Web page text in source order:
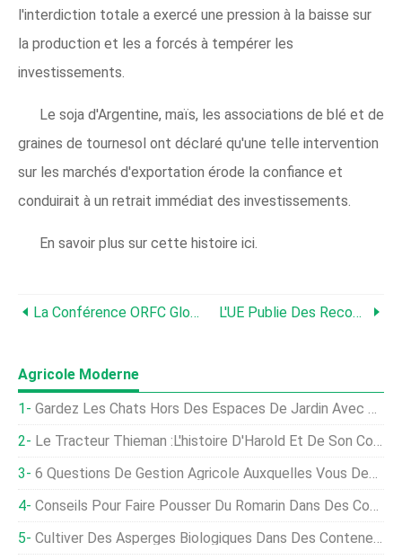
l'interdiction totale a exercé une pression à la baisse sur
la production et les a forcés à tempérer les
investissements.
Le soja d'Argentine, maïs, les associations de blé et de
graines de tournesol ont déclaré qu'une telle intervention
sur les marchés d'exportation érode la confiance et
conduirait à un retrait immédiat des investissements.
En savoir plus sur cette histoire ici.
La Conférence ORFC Global 2021 En Compte Plus De 5, 000 Délégués Du Monde Entier L'UE Publie Des Recommandations Sur La PAC Pour Chaque État Membre
Agricole Moderne
Gardez Les Chats Hors Des Espaces De Jardin Avec Ces Conseils
Le Tracteur Thieman :L'histoire D'Harold Et De Son Corbillard
6 Questions De Gestion Agricole Auxquelles Vous Devriez Répondre Aujourd'hui
Conseils Pour Faire Pousser Du Romarin Dans Des Conteneurs
Cultiver Des Asperges Biologiques Dans Des Conteneurs